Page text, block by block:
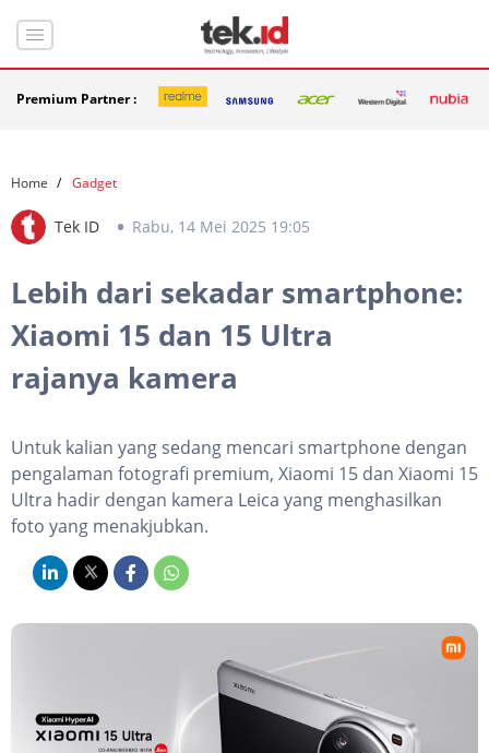
Premium Partner :
Home Gadget
Tek ID Rabu, 14 Mei 2025 19:05
Lebih dari sekadar smartphone:
Xiaomi 15 dan 15 Ultra
rajanya kamera
Untuk kalian yang sedang mencari smartphone dengan
pengalaman fotografi premium, Xiaomi 15 dan Xiaomi 15
Ultra hadir dengan kamera Leica yang menghasilkan
foto yang menakjubkan.